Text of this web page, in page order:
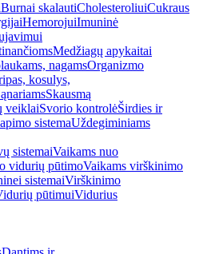
Burnai skalautiCholesteroliuiCukraus
HemorojuiImuninė
Medžiagų apykaitai
nagamsOrganizmo
kosulys,
Skausmą
veiklaiSvorio kontrolėŠirdies ir
sistemaUždegiminiams
sistemaiVaikams nuo
vidurių pūtimoVaikams virškinimo
sistemaiVirškinimo
pūtimuiVidurius